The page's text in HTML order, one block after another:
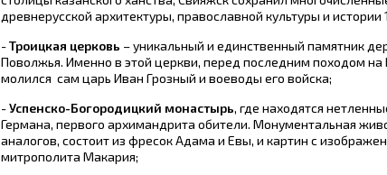
древнерусской архитектуры, православной культуры и истории
-Троицкая церковь – уникальный и единственный памятник
Поволжья. Именно в этой церкви, перед последним походом на
молился сам царь Иван Грозный и воеводы его войска;
-Успенско-Богородицкий монастырь, где находятся
Германа, первого архимандрита обители. Монументальная
аналогов, состоит из фресок Адама и Евы, и картин с
митрополита Макария;